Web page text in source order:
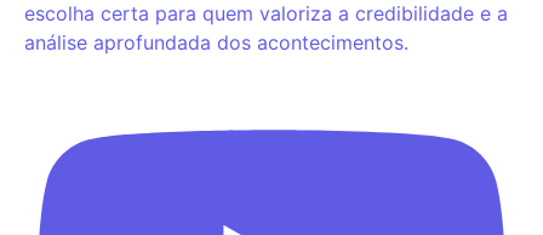
escolha certa para quem valoriza a credibilidade e a
análise aprofundada dos acontecimentos.